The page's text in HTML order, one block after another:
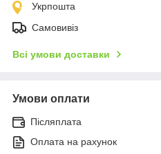
Укрпошта
Самовивіз
Всі умови доставки
Умови оплати
Післяплата
Оплата на рахунок